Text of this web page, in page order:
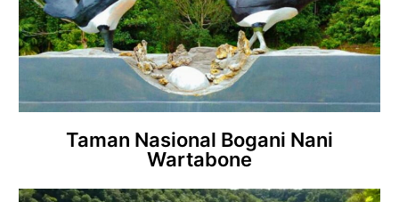
Taman Nasional Bogani Nani
Wartabone